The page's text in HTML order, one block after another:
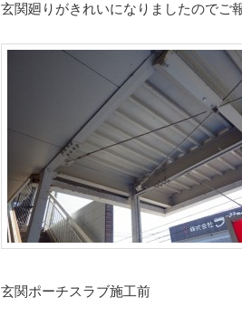
玄関廻りがきれいになりましたのでご
玄関ポーチスラブ施工前